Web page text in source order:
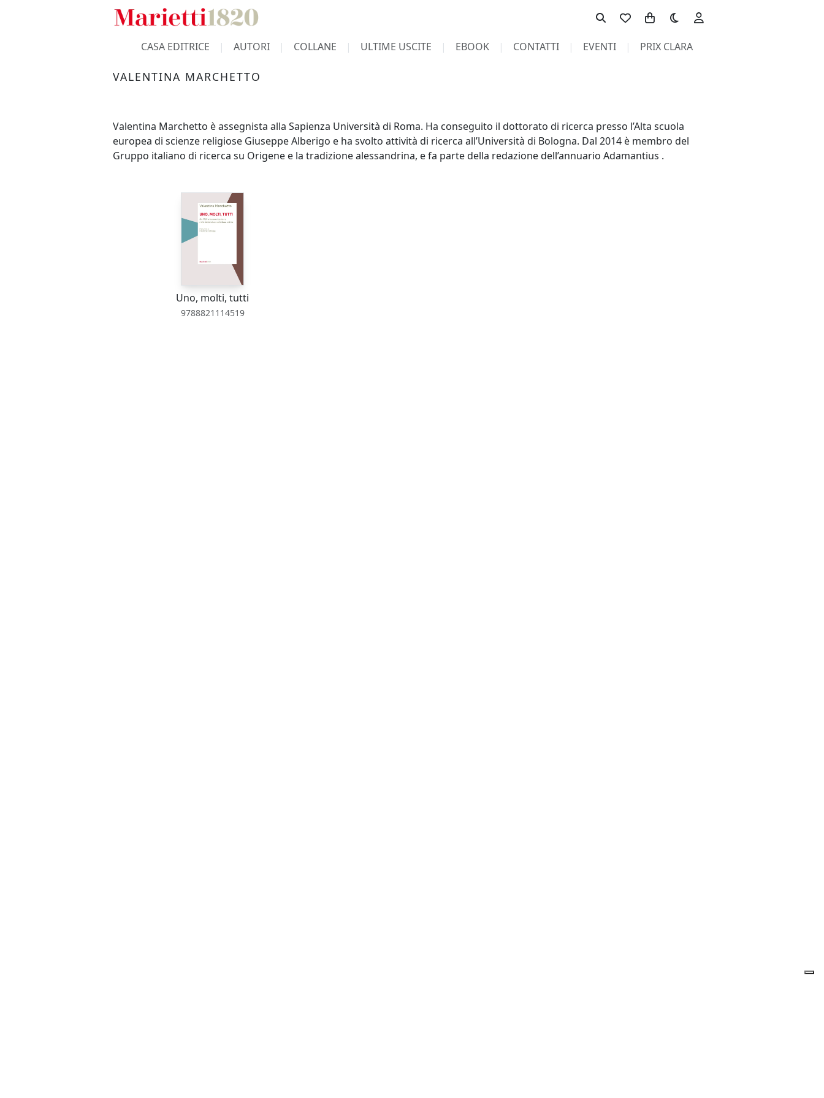
Toggle theme
CASA EDITRICE AUTORI COLLANE ULTIME USCITE EBOOK CONTATTI EVENTI PRIX CLARA
VALENTINA MARCHETTO
Valentina Marchetto è assegnista alla Sapienza Università di Roma. Ha conseguito il dottorato di ricerca presso l’Alta scuola
europea di scienze religiose Giuseppe Alberigo e ha svolto attività di ricerca all’Università di Bologna. Dal 2014 è membro del
Gruppo italiano di ricerca su Origene e la tradizione alessandrina, e fa parte della redazione dell’annuario Adamantius .
Uno, molti, tutti
9788821114519